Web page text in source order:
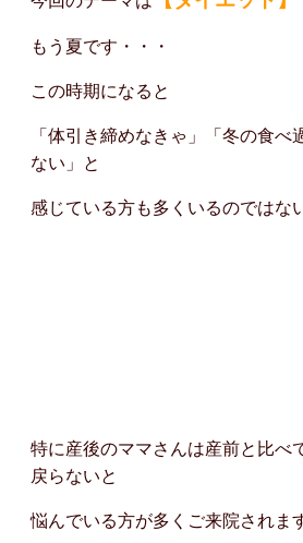
もう夏です・・・
この時期になると
「体引き締めなきゃ」「冬の食べ
ない」と
感じている方も多くいるのではな
特に産後のママさんは産前と比べ
戻らないと
悩んでいる方が多くご来院されま